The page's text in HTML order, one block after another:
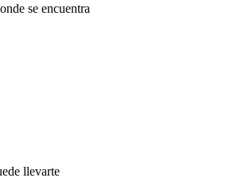
se encuentra
llevarte